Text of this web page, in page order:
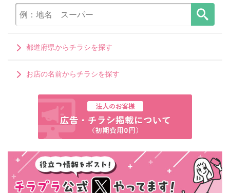
都道府県からチラシを探す
お店の名前からチラシを探す